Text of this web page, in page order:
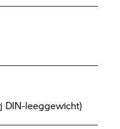
DIN-leeggewicht)